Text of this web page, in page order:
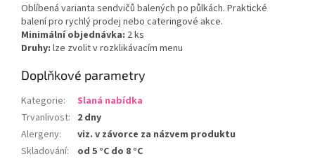
Oblíbená varianta sendvičů balených po půlkách. Praktické
balení pro rychlý prodej nebo cateringové akce.
Minimální objednávka: 2 ks
Druhy: lze zvolit v rozklikávacím menu
Doplňkové parametry
Kategorie:
Slaná nabídka
Trvanlivost: 2 dny
Alergeny:
viz. v závorce za názvem produktu
Skladování: od 5 °C do 8 °C